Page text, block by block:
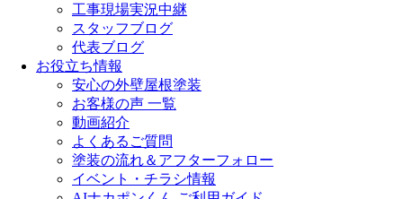
工事現場実況中継
スタッフブログ
代表ブログ
お役立ち情報
安心の外壁屋根塗装
お客様の声 一覧
動画紹介
よくあるご質問
塗装の流れ＆アフターフォロー
イベント・チラシ情報